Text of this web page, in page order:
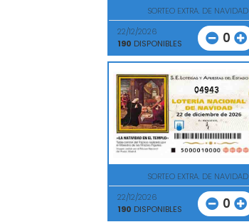
SORTEO EXTRA. DE NAVIDAD
22/12/2026
190 DISPONIBLES 0
04943
SORTEO EXTRA. DE NAVIDAD
22/12/2026
190 DISPONIBLES 0